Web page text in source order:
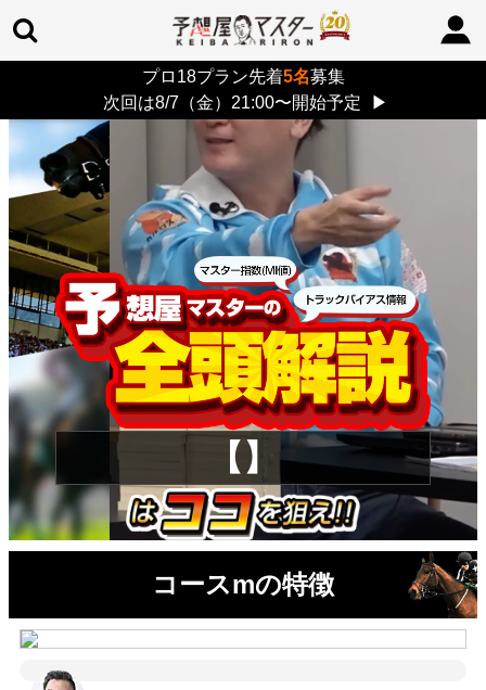
プロ18プラン先着5名募集
次回は8/7（金）21:00〜開始予定
▶
> 26/8/9 (日)
【】
コースmの特徴